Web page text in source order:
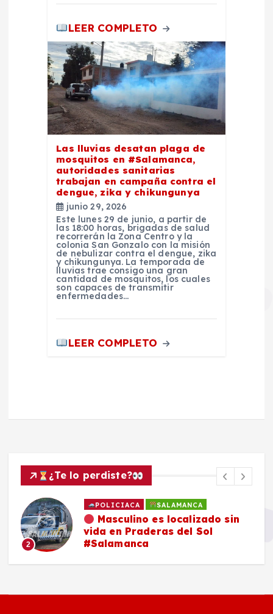
LEER COMPLETO
Las lluvias desatan plaga de
mosquitos en #Salamanca,
autoridades sanitarias
trabajan en campaña contra el
dengue, zika y chikungunya
junio 29, 2026
Este lunes 29 de junio, a partir de
las 18:00 horas, brigadas de salud
recorrerán la Zona Centro y la
colonia San Gonzalo con la misión
de nebulizar contra el dengue, zika
y chikungunya. La temporada de
lluvias trae consigo una gran
cantidad de mosquitos, los cuales
son capaces de transmitir
enfermedades…
LEER COMPLETO
¿Te lo perdiste?
2
POLICIACA SALAMANCA
Masculino es localizado sin
vida en Praderas del Sol
#Salamanca